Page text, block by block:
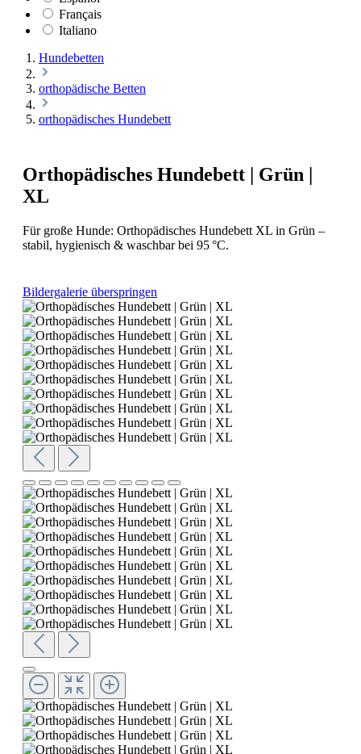
Français
Italiano
Hundebetten
orthopädische Betten
orthopädisches Hundebett
Orthopädisches Hundebett | Grün |
XL
Für große Hunde: Orthopädisches Hundebett XL in Grün –
stabil, hygienisch & waschbar bei 95 °C.
Bildergalerie überspringen